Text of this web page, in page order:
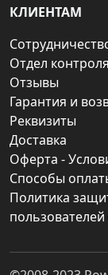
КЛИЕНТАМ
Отдел
Отзывы
Гарантия и
Реквизиты
Доставка
Оферта -
Способы
Политика